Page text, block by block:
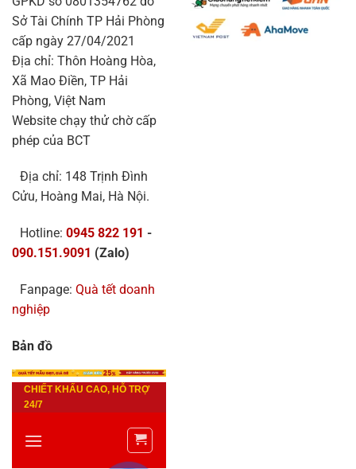
Sở Tài Chính TP Hải Phòng
cấp ngày 27/04/2021
Địa chỉ: Thôn Hoàng Hòa,
Xã Mao Điền, TP Hải
Phòng, Việt Nam
Website chạy thử chờ cấp
phép của BCT
Địa chỉ: 148 Trịnh Đình
Cửu, Hoàng Mai, Hà Nội.
Hotline: 0945 822 191 -
090.151.9091 (Zalo)
Fanpage: Quà tết doanh
nghiệp
Bản đồ